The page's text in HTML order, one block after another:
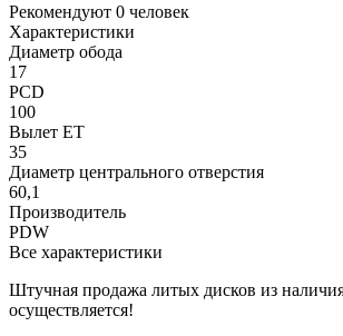
Рекомендуют 0 человек
Характеристики
Диаметр обода
17
PCD
100
Вылет ET
35
Диаметр центрального отверстия
60,1
Производитель
PDW
Все характеристики
Штучная продажа литых дисков из
осуществляется!